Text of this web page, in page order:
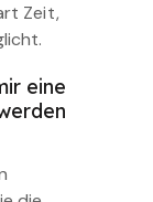
Zeit,
eine